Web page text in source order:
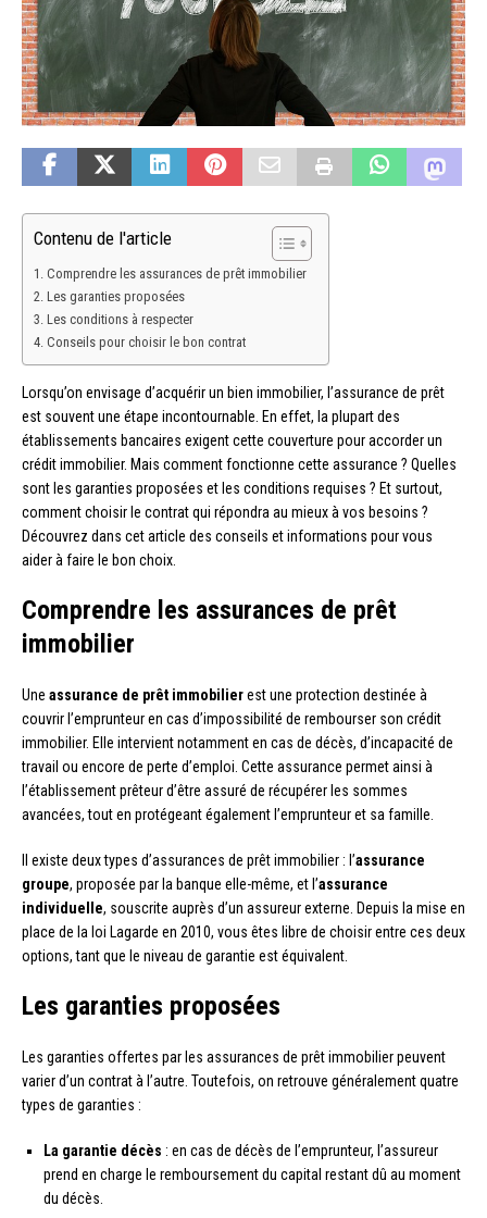
Contenu de l'article
Comprendre les assurances de prêt immobilier
Les garanties proposées
Les conditions à respecter
Conseils pour choisir le bon contrat
Lorsqu’on envisage d’acquérir un bien immobilier, l’assurance de prêt
est souvent une étape incontournable. En effet, la plupart des
établissements bancaires exigent cette couverture pour accorder un
crédit immobilier. Mais comment fonctionne cette assurance ? Quelles
sont les garanties proposées et les conditions requises ? Et surtout,
comment choisir le contrat qui répondra au mieux à vos besoins ?
Découvrez dans cet article des conseils et informations pour vous
aider à faire le bon choix.
Comprendre les assurances de prêt
immobilier
Une assurance de prêt immobilierest une protection destinée à
couvrir l’emprunteur en cas d’impossibilité de rembourser son crédit
immobilier. Elle intervient notamment en cas de décès, d’incapacité de
travail ou encore de perte d’emploi. Cette assurance permet ainsi à
l’établissement prêteur d’être assuré de récupérer les sommes
avancées, tout en protégeant également l’emprunteur et sa famille.
Il existe deux types d’assurances de prêt immobilier : l’assurance
groupe, proposée par la banque elle-même, et l’assurance
individuelle, souscrite auprès d’un assureur externe. Depuis la mise en
place de la loi Lagarde en 2010, vous êtes libre de choisir entre ces deux
options, tant que le niveau de garantie est équivalent.
Les garanties proposées
Les garanties offertes par les assurances de prêt immobilier peuvent
varier d’un contrat à l’autre. Toutefois, on retrouve généralement quatre
types de garanties :
La garantie décès : en cas de décès de l’emprunteur, l’assureur
prend en charge le remboursement du capital restant dû au moment
du décès.